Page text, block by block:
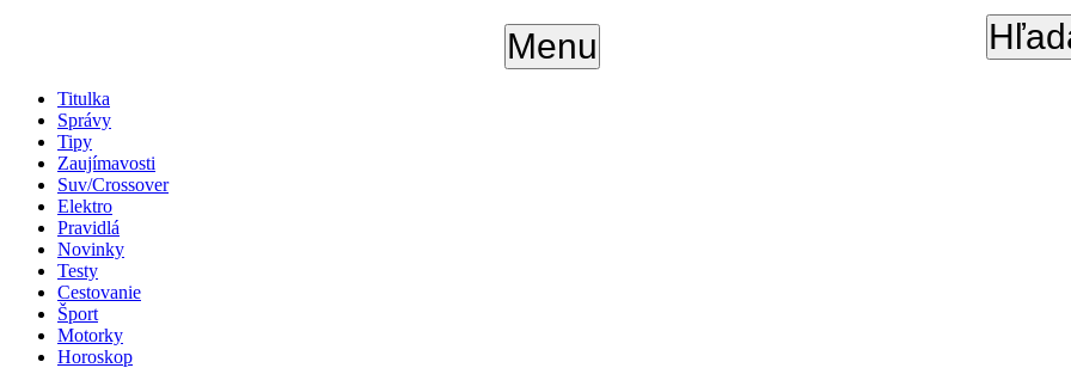
Menu
Titulka
Správy
Tipy
Zaujímavosti
Suv/Crossover
Elektro
Pravidlá
Novinky
Testy
Cestovanie
Šport
Motorky
Horoskop